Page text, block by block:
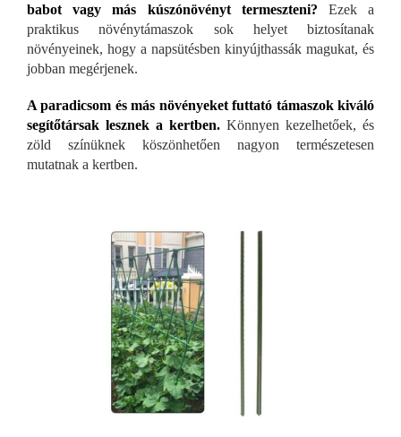
babot vagy más kúszónövényt termeszteni? Ezek a
praktikus növénytámaszok sok helyet biztosítanak
növényeinek, hogy a napsütésben kinyújthassák magukat, és
jobban megérjenek.
A paradicsom és más növényeket futtató támaszok kiváló
segítőtársak lesznek a kertben. Könnyen kezelhetőek, és
zöld színüknek köszönhetően nagyon természetesen
mutatnak a kertben.